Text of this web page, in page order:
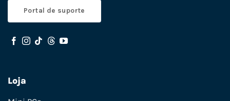
Portal de suporte
Loja